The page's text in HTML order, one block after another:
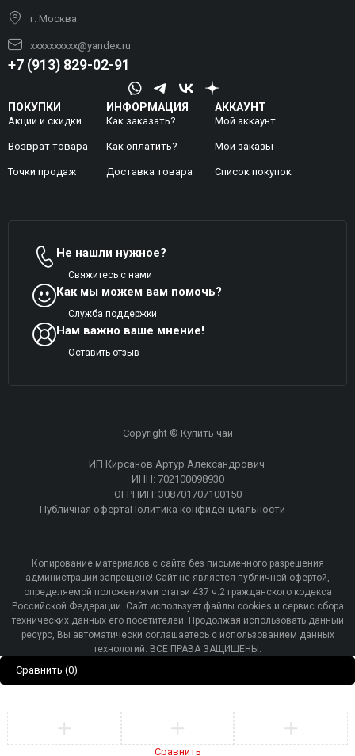
г. Москва
xxxxxxxxxx@yandex.ru
+7 (913) 829-02-91
ПОКУПКИ
Акции и скидки
Возврат товара
Точки продаж
ИНФОРМАЦИЯ
Как заказать?
Как оплатить?
Доставка товара
АККАУНТ
Мой аккаунт
Mои заказы
Список покупок
Не нашли нужное?
Свяжитесь с нами
Как мы можем вам помочь?
Служба поддержки
Нам важно ваше мнение!
Оставить отзыв
Copyright © Купить чай
ИП Кирсанов Артур Александрович
ИНН: 702100098930
ОГРНИП: 308701707100150
Публичная офертаПолитика конфиденциальности
Копирование материалов с сайта без письменного разрешения
администрации запрещено! Сайт не является публичной офертой,
определяемой положениями статьи 437 ч.2 гражданского кодекса
Российской Федерации. Сайт использует файлы cookies и сервис сбора
технических данных его посетителей. Продолжая использовать данный
ресурс, Вы автоматически соглашаетесь с использованием данных
технологий. ВСЕ ПРАВА ЗАЩИЩЕНЫ.
Сравнить (0)
Сравнить